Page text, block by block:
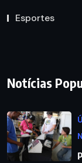
Esportes
Notícias